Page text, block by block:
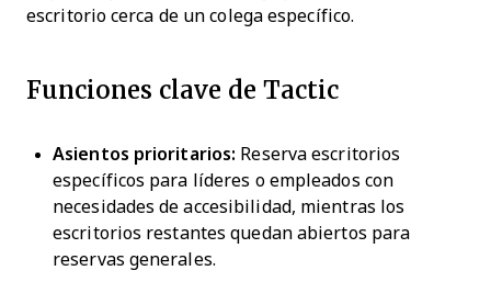
escritorio cerca de un colega específico.
Funciones clave de Tactic
Asientos prioritarios: Reserva escritorios
específicos para líderes o empleados con
necesidades de accesibilidad, mientras los
escritorios restantes quedan abiertos para
reservas generales.